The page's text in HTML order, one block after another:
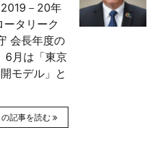
－20年
タリーク
会長年度の
6月は「東京
モデル」と
の記事を読む